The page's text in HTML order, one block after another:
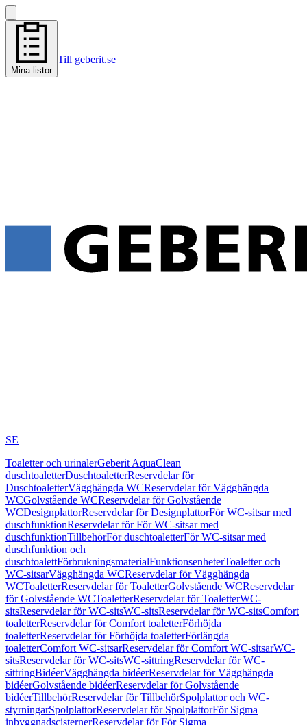
Mina listor
Till geberit.se
SE
Toaletter och urinalerGeberit AquaClean
duschtoaletterDuschtoaletterReservdelar för
DuschtoaletterVägghängda WCReservdelar för Vägghängda
WCGolvstående WCReservdelar för Golvstående
WCDesignplattorReservdelar för DesignplattorFör WC-sitsar med
duschfunktionReservdelar för För WC-sitsar med
duschfunktionTillbehörFör duschtoaletterFör WC-sitsar med
duschfunktion och
duschtoalettFörbrukningsmaterialFunktionsenheterToaletter och
WC-sitsarVägghängda WCReservdelar för Vägghängda
WCToaletterReservdelar för ToaletterGolvstående WCReservdelar
för Golvstående WCToaletterReservdelar för ToaletterWC-
sitsReservdelar för WC-sitsWC-sitsReservdelar för WC-sitsComfort
toaletterReservdelar för Comfort toaletterFörhöjda
toaletterReservdelar för Förhöjda toaletterFörlängda
toaletterComfort WC-sitsarReservdelar för Comfort WC-sitsarWC-
sitsReservdelar för WC-sitsWC-sittringReservdelar för WC-
sittringBidéerVägghängda bidéerReservdelar för Vägghängda
bidéerGolvstående bidéerReservdelar för Golvstående
bidéerTillbehörReservdelar för TillbehörSpolplattor och WC-
styrningarSpolplattorReservdelar för SpolplattorFör Sigma
inbyggnadscisternerReservdelar för För Sigma